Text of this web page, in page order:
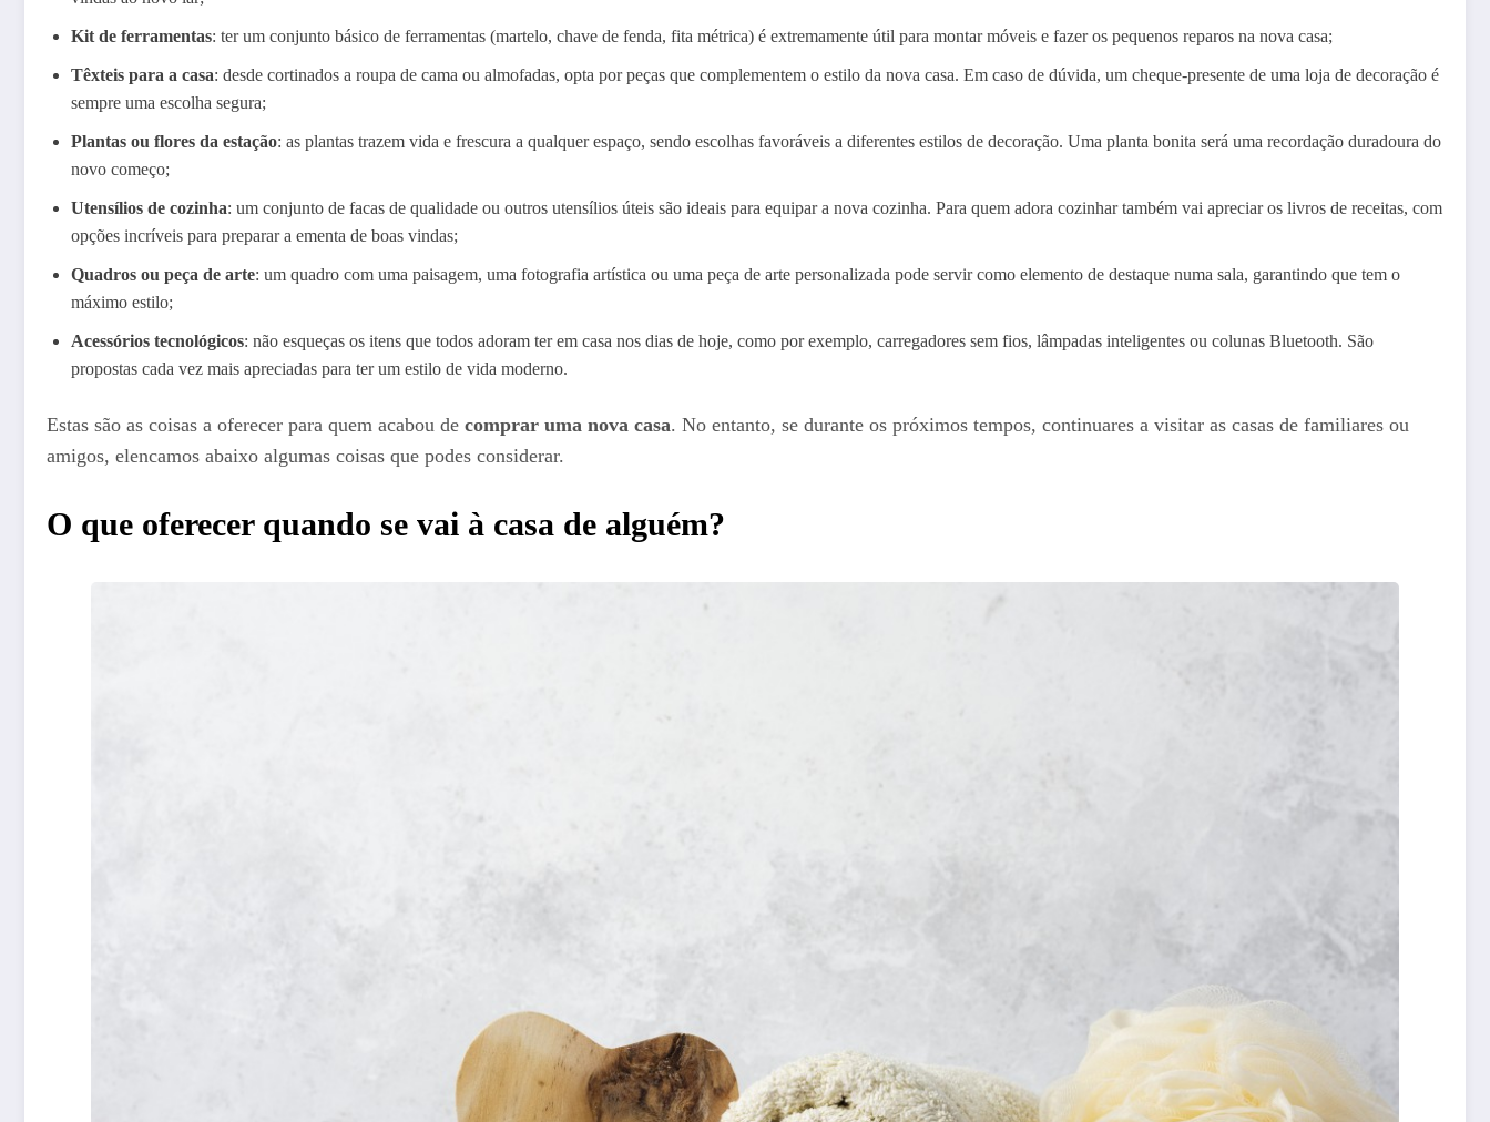
Kit de ferramentas: ter um conjunto básico de ferramentas (martelo, chave de fenda, fita métrica) é extremamente útil para montar móveis e fazer os pequenos reparos na nova casa;
Têxteis para a casa: desde cortinados a roupa de cama ou almofadas, opta por peças que complementem o estilo da nova casa. Em caso de dúvida, um cheque-presente de uma loja de decoração é
sempre uma escolha segura;
Plantas ou flores da estação: as plantas trazem vida e frescura a qualquer espaço, sendo escolhas favoráveis a diferentes estilos de decoração. Uma planta bonita será uma recordação duradoura do
novo começo;
Utensílios de cozinha: um conjunto de facas de qualidade ou outros utensílios úteis são ideais para equipar a nova cozinha. Para quem adora cozinhar também vai apreciar os livros de receitas, com
opções incríveis para preparar a ementa de boas vindas;
Quadros ou peça de arte: um quadro com uma paisagem, uma fotografia artística ou uma peça de arte personalizada pode servir como elemento de destaque numa sala, garantindo que tem o
máximo estilo;
Acessórios tecnológicos: não esqueças os itens que todos adoram ter em casa nos dias de hoje, como por exemplo, carregadores sem fios, lâmpadas inteligentes ou colunas Bluetooth. São
propostas cada vez mais apreciadas para ter um estilo de vida moderno.
Estas são as coisas a oferecer para quem acabou de comprar uma nova casa. No entanto, se durante os próximos tempos, continuares a visitar as casas de familiares ou
amigos, elencamos abaixo algumas coisas que podes considerar.
O que oferecer quando se vai à casa de alguém?